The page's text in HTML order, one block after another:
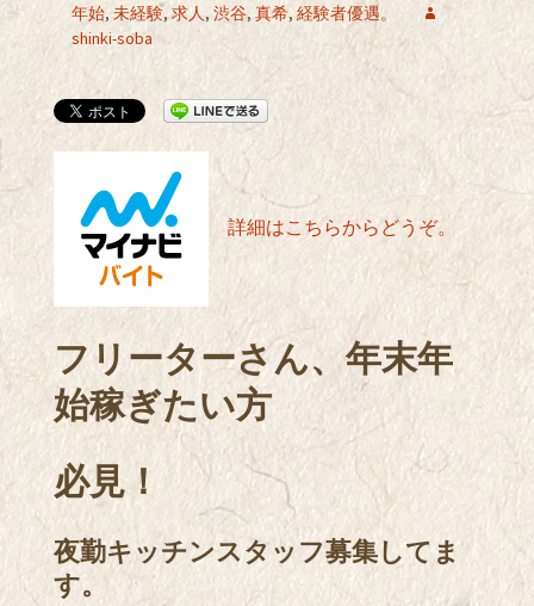
年始, 未経験,求人, 渋谷, 真希, 経験者優遇。
shinki-soba
詳細はこちらからどうぞ。
フリーターさん、年末年
始稼ぎたい方
必見！
夜勤キッチンスタッフ募集してま
す。